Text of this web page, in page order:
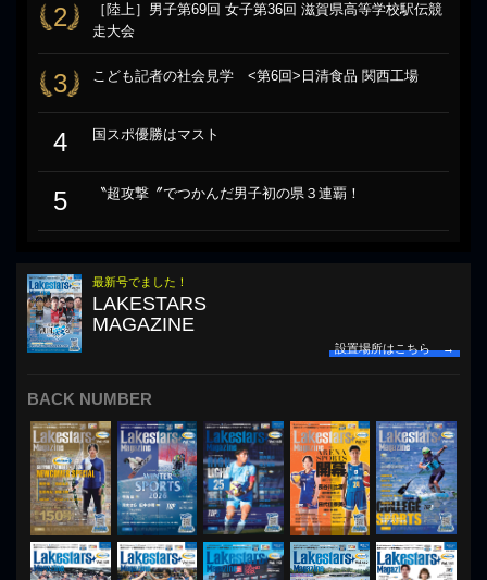
2
［陸上］男子第69回 女子第36回 滋賀県高等学校駅伝競
走大会
3 こども記者の社会見学 <第6回>日清食品 関西工場
4 国スポ優勝はマスト
5 〝超攻撃〞でつかんだ男子初の県３連覇！
最新号でました！
LAKESTARS
MAGAZINE
設置場所はこちら →
BACK NUMBER